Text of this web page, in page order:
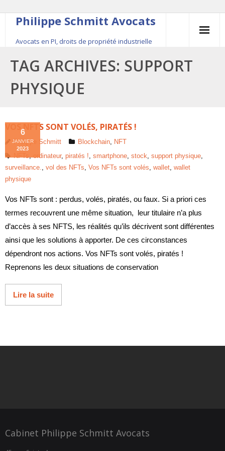
Philippe Schmitt Avocats
Avocats en PI, droits de propriété industrielle
45, rue Saint-Anne, 75001 Paris, +33 (0)1 84 16 35
54
Contact
Le fondateur
Publications
Actualité
TAG ARCHIVES: SUPPORT
PHYSIQUE
VOS NFTS SONT VOLÉS, PIRATÉS !
6
JANVIER
2023
Philippe Schmitt Blockchain, NFT
NFTs,ordinateur, piratés !, smartphone, stock, support physique,
surveillance., vol des NFTs, Vos NFTs sont volés, wallet, wallet
physique
Vos NFTs sont : perdus, volés, piratés, ou faux. Si a priori ces
termes recouvrent une même situation, leur titulaire n’a plus
d’accès à ses NFTS, les réalités qu’ils décrivent sont différentes
ainsi que les solutions à apporter. De ces circonstances
dépendront nos actions. Vos NFTs sont volés, piratés !
Reprenons les deux situations de conservation
Lire la suite
Cabinet Philippe Schmitt Avocats